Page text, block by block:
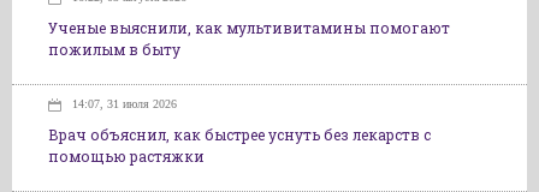
Ученые выяснили, как мультивитамины помогают
пожилым в быту
14:07, 31 июля 2026
Врач объяснил, как быстрее уснуть без лекарств с
помощью растяжки